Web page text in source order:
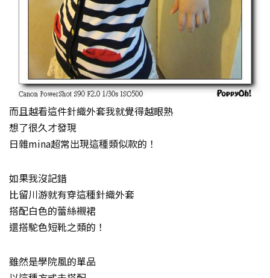
而且越看這件針織外套我就覺得越眼熟
想了很久才發現
日雜mina超常出現這種類似款的！
如果我沒記錯
比留川游就有穿這種針織外套
搭配白色的蕾絲襯裙
還搭駝色短靴之類的！
雖然是學院風的單品